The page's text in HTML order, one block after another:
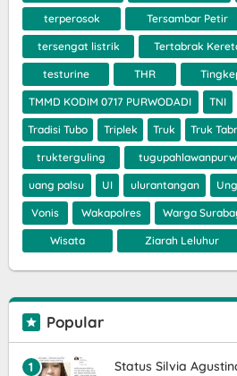
terperosok Tersambar Petir
tersengat listrik Tertabrak
testurine THR
TMMD KODIM 0717 PURWODADI TNI
Tradisi Tubo Triplek Truk Truk
trukterguling
uang palsu UI ulurantangan
Vonis Wakapolres Warga
Wisata Ziarah Leluhur
Popular
Status Silvia